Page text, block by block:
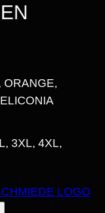
K
3XL, 4XL,